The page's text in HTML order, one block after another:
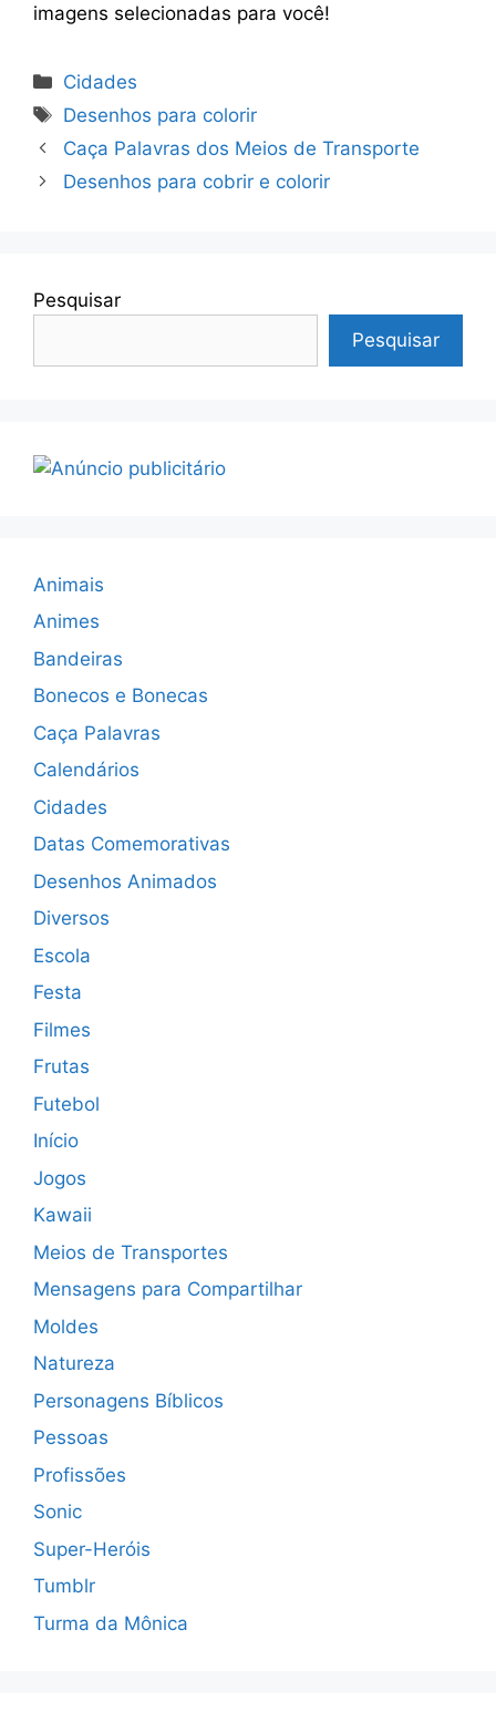
imagens selecionadas para você!
Categorias
Cidades
Tags
Desenhos para colorir
Caça Palavras dos Meios de Transporte
Desenhos para cobrir e colorir
Pesquisar
Pesquisar
Animais
Animes
Bandeiras
Bonecos e Bonecas
Caça Palavras
Calendários
Cidades
Datas Comemorativas
Desenhos Animados
Diversos
Escola
Festa
Filmes
Frutas
Futebol
Início
Jogos
Kawaii
Meios de Transportes
Mensagens para Compartilhar
Moldes
Natureza
Personagens Bíblicos
Pessoas
Profissões
Sonic
Super-Heróis
Tumblr
Turma da Mônica